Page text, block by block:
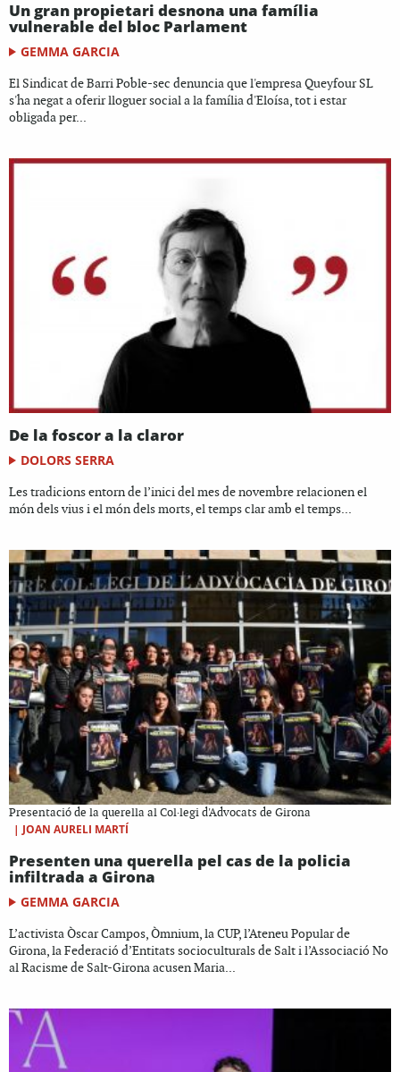
Un gran propietari desnona una família
vulnerable del bloc Parlament
GEMMA GARCIA
El Sindicat de Barri Poble-sec denuncia que l'empresa Queyfour SL
s'ha negat a oferir lloguer social a la família d'Eloísa, tot i estar
obligada per...
De la foscor a la claror
DOLORS SERRA
Les tradicions entorn de l’inici del mes de novembre relacionen el
món dels vius i el món dels morts, el temps clar amb el temps...
Presentació de la querella al Col·legi d'Advocats de Girona
| JOAN AURELI MARTÍ
Presenten una querella pel cas de la policia
infiltrada a Girona
GEMMA GARCIA
L’activista Òscar Campos, Òmnium, la CUP, l’Ateneu Popular de
Girona, la Federació d’Entitats socioculturals de Salt i l’Associació No
al Racisme de Salt-Girona acusen Maria...